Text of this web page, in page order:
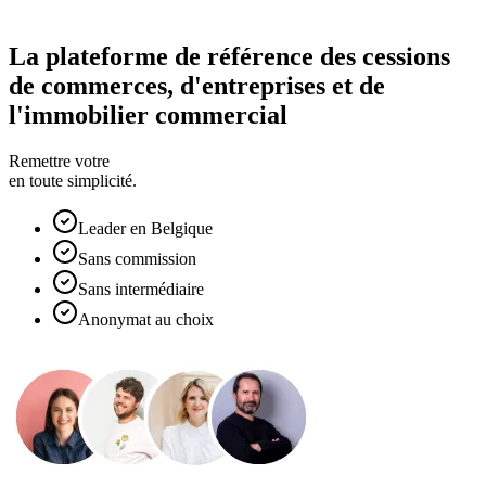
La plateforme de référence des cessions
de commerces, d'entreprises et de
l'immobilier commercial
Remettre votre
en toute simplicité.
Leader en Belgique
Sans commission
Sans intermédiaire
Anonymat au choix